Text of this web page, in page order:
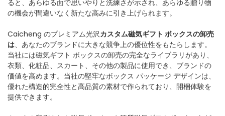
ると、あらゆる面で思いやりと洗練さが示され、あらゆる贈り物
の機会が間違いなく新たな高みに引き上げられます。
Caicheng のプレミアム光沢カスタム磁気ギフト ボックスの卸売
は、あなたのブランドに大きな競争上の優位性をもたらします。
当社には磁気ギフト ボックスの卸売の完全なライブラリがあり、
衣類、化粧品、スカート、その他の製品に使用でき、ブランドの
価値を高めます。当社の堅牢なボックス パッケージ デザインは、
優れた構造的完全性と高品質の素材で作られており、開梱体験を
提供できます。